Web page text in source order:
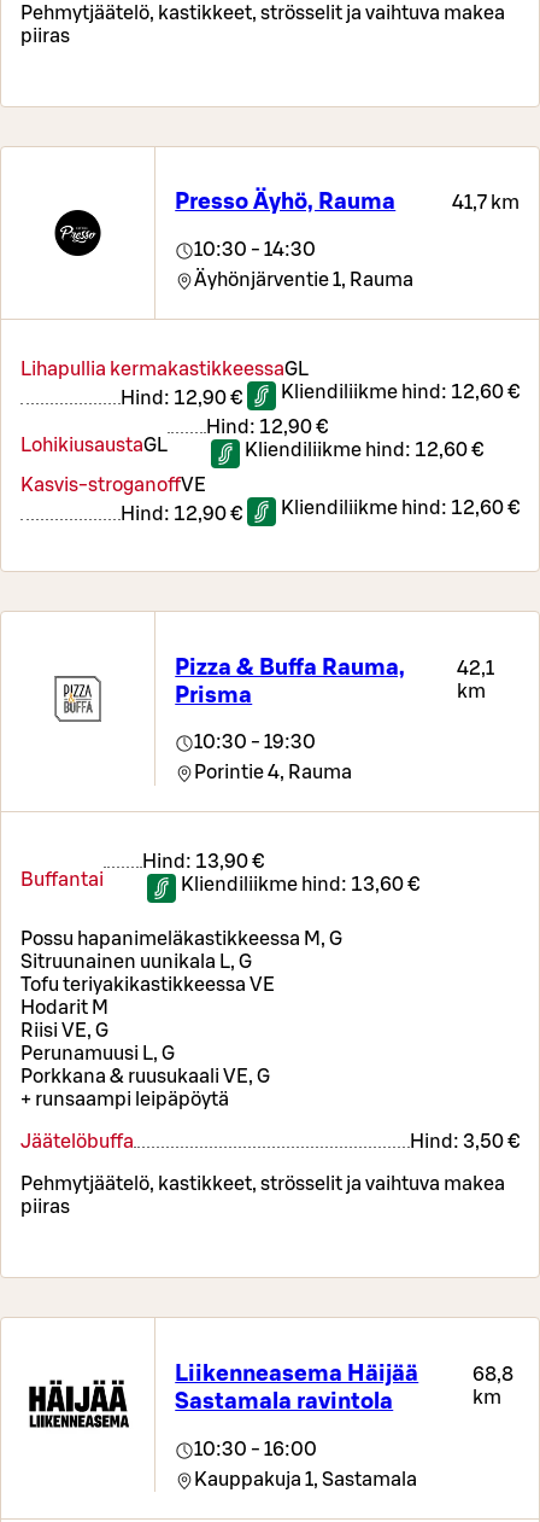
Pehmytjäätelö, kastikkeet, strösselit ja vaihtuva makea
piiras
Presso Äyhö, Rauma 41,7 km
10:30 - 14:30
Äyhönjärventie 1, Rauma
Lihapullia kermakastikkeessaGL
Hind: 12,90 € Kliendiliikme hind: 12,60 €
LohikiusaustaGL
Hind: 12,90 €
Kliendiliikme hind: 12,60 €
Kasvis-stroganoffVE
Hind: 12,90 € Kliendiliikme hind: 12,60 €
Pizza & Buffa Rauma,
Prisma
42,1
km
10:30 - 19:30
Porintie 4, Rauma
Buffantai
Hind: 13,90 €
Kliendiliikme hind: 13,60 €
Possu hapanimeläkastikkeessa M, G
Sitruunainen uunikala L, G
Tofu teriyakikastikkeessa VE
Hodarit M
Riisi VE, G
Perunamuusi L, G
Porkkana & ruusukaali VE, G
+ runsaampi leipäpöytä
Jäätelöbuffa Hind: 3,50 €
Pehmytjäätelö, kastikkeet, strösselit ja vaihtuva makea
piiras
Liikenneasema Häijää
Sastamala ravintola
68,8
km
10:30 - 16:00
Kauppakuja 1, Sastamala